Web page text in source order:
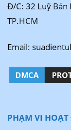
Đ/C: 32 Luỹ Bán
TP.HCM
Email:
PHẠM VI